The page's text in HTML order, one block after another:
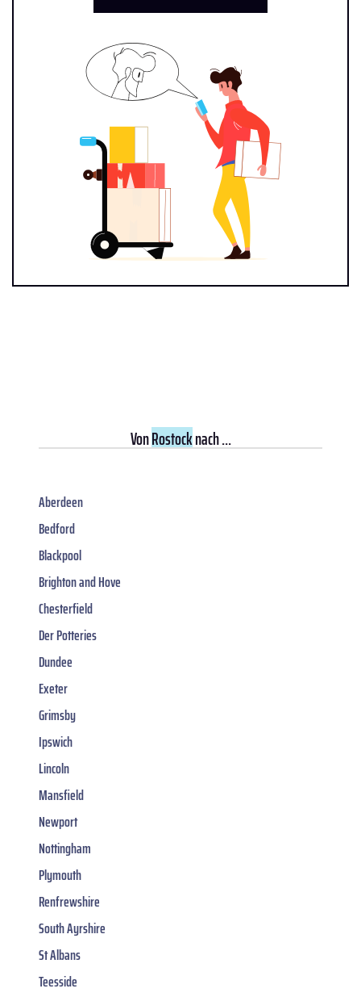
VonRostocknach ...
Aberdeen
Bedford
Blackpool
Brighton and Hove
Chesterfield
Der Potteries
Dundee
Exeter
Grimsby
Ipswich
Lincoln
Mansfield
Newport
Nottingham
Plymouth
Renfrewshire
South Ayrshire
St Albans
Teesside